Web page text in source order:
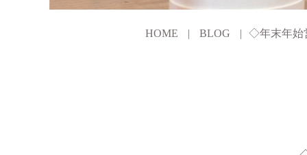
HOME BLOG ◇年末年始